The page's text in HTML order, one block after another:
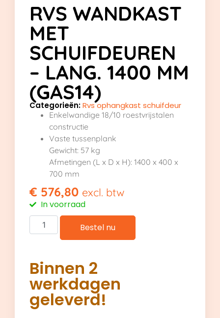
RVS WANDKAST
MET
SCHUIFDEUREN
– LANG. 1400 MM
(GAS14)
Categorieën:Rvs ophangkast schuifdeur
Enkelwandige 18/10 roestvrijstalen
constructie
Vaste tussenplank
Gewicht: 57 kg
Afmetingen (L x D x H): 1400 x 400 x
700 mm
€ 576,80 excl. btw
In voorraad
Bestel nu
Binnen 2
werkdagen
geleverd!